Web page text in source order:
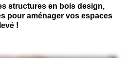
structures en bois design,
pour aménager vos espaces
!